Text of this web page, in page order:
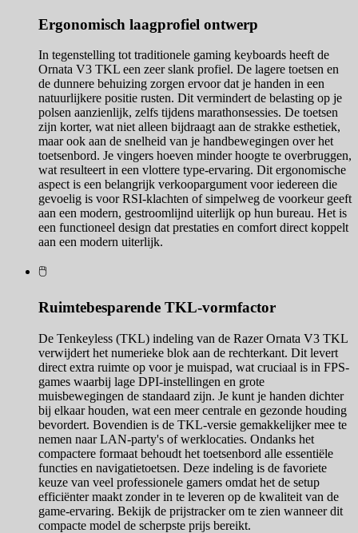
Ergonomisch laagprofiel ontwerp
In tegenstelling tot traditionele gaming keyboards heeft de
Ornata V3 TKL een zeer slank profiel. De lagere toetsen en
de dunnere behuizing zorgen ervoor dat je handen in een
natuurlijkere positie rusten. Dit vermindert de belasting op je
polsen aanzienlijk, zelfs tijdens marathonsessies. De toetsen
zijn korter, wat niet alleen bijdraagt aan de strakke esthetiek,
maar ook aan de snelheid van je handbewegingen over het
toetsenbord. Je vingers hoeven minder hoogte te overbruggen,
wat resulteert in een vlottere type-ervaring. Dit ergonomische
aspect is een belangrijk verkoopargument voor iedereen die
gevoelig is voor RSI-klachten of simpelweg de voorkeur geeft
aan een modern, gestroomlijnd uiterlijk op hun bureau. Het is
een functioneel design dat prestaties en comfort direct koppelt
aan een modern uiterlijk.
🖱️
Ruimtebesparende TKL-vormfactor
De Tenkeyless (TKL) indeling van de Razer Ornata V3 TKL
verwijdert het numerieke blok aan de rechterkant. Dit levert
direct extra ruimte op voor je muispad, wat cruciaal is in FPS-
games waarbij lage DPI-instellingen en grote
muisbewegingen de standaard zijn. Je kunt je handen dichter
bij elkaar houden, wat een meer centrale en gezonde houding
bevordert. Bovendien is de TKL-versie gemakkelijker mee te
nemen naar LAN-party's of werklocaties. Ondanks het
compactere formaat behoudt het toetsenbord alle essentiële
functies en navigatietoetsen. Deze indeling is de favoriete
keuze van veel professionele gamers omdat het de setup
efficiënter maakt zonder in te leveren op de kwaliteit van de
game-ervaring. Bekijk de prijstracker om te zien wanneer dit
compacte model de scherpste prijs bereikt.